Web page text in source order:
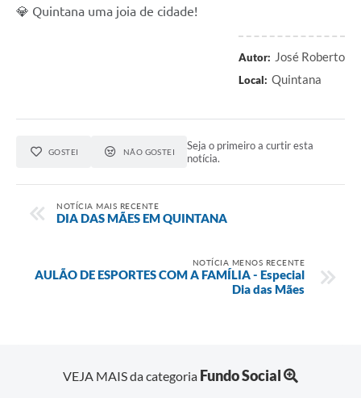
💎 Quintana uma joia de cidade!
Autor: José Roberto
Local: Quintana
GOSTEI NÃO GOSTEI
Seja o primeiro a curtir esta
notícia.
NOTÍCIA MAIS RECENTE
DIA DAS MÃES EM QUINTANA
NOTÍCIA MENOS RECENTE
AULÃO DE ESPORTES COM A FAMÍLIA - Especial
Dia das Mães
VEJA MAIS da categoria Fundo Social